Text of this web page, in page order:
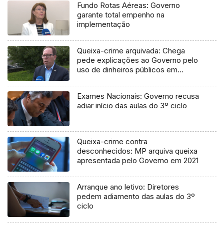
Fundo Rotas Aéreas: Governo
garante total empenho na
implementação
Queixa-crime arquivada: Chega
pede explicações ao Governo pelo
uso de dinheiros públicos em
Exames Nacionais: Governo recusa
adiar início das aulas do 3º ciclo
Queixa-crime contra
desconhecidos: MP arquiva queixa
apresentada pelo Governo em 2021
Arranque ano letivo: Diretores
pedem adiamento das aulas do 3º
ciclo